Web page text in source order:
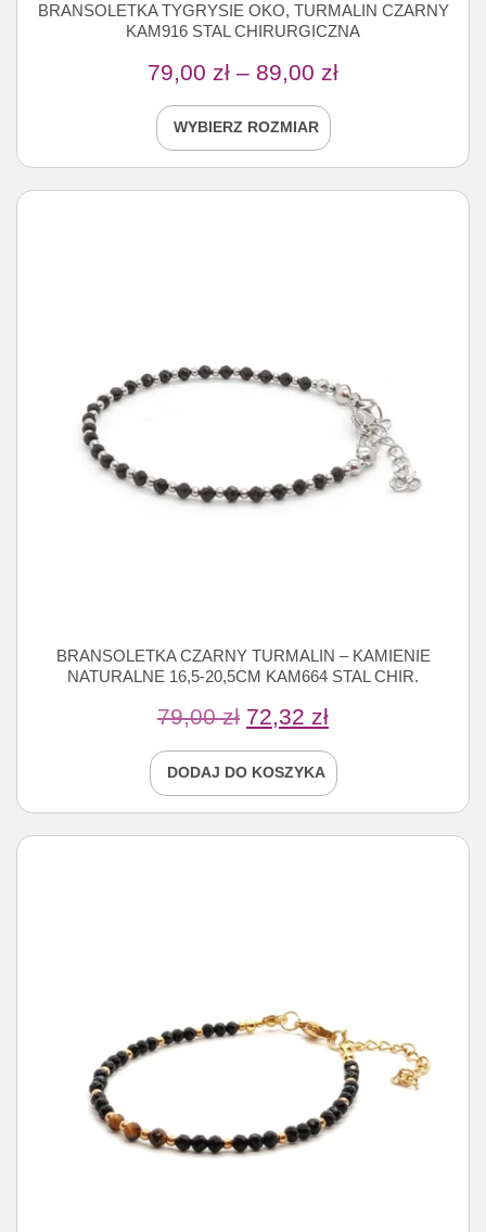
BRANSOLETKA TYGRYSIE OKO, TURMALIN CZARNY
KAM916 STAL CHIRURGICZNA
79,00 zł – 89,00 zł
WYBIERZ ROZMIAR
BRANSOLETKA CZARNY TURMALIN – KAMIENIE
NATURALNE 16,5-20,5CM KAM664 STAL CHIR.
79,00zł 72,32 zł
DODAJ DO KOSZYKA